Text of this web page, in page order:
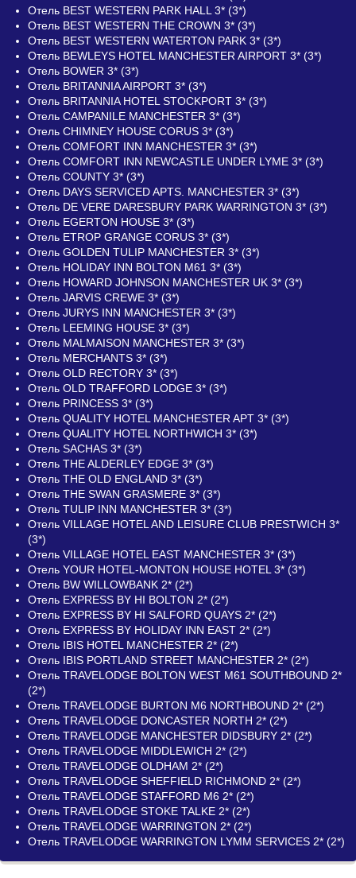
Отель BEST WESTERN PARK HALL 3* (3*)
Отель BEST WESTERN THE CROWN 3* (3*)
Отель BEST WESTERN WATERTON PARK 3* (3*)
Отель BEWLEYS HOTEL MANCHESTER AIRPORT 3* (3*)
Отель BOWER 3* (3*)
Отель BRITANNIA AIRPORT 3* (3*)
Отель BRITANNIA HOTEL STOCKPORT 3* (3*)
Отель CAMPANILE MANCHESTER 3* (3*)
Отель CHIMNEY HOUSE CORUS 3* (3*)
Отель COMFORT INN MANCHESTER 3* (3*)
Отель COMFORT INN NEWCASTLE UNDER LYME 3* (3*)
Отель COUNTY 3* (3*)
Отель DAYS SERVICED APTS. MANCHESTER 3* (3*)
Отель DE VERE DARESBURY PARK WARRINGTON 3* (3*)
Отель EGERTON HOUSE 3* (3*)
Отель ETROP GRANGE CORUS 3* (3*)
Отель GOLDEN TULIP MANCHESTER 3* (3*)
Отель HOLIDAY INN BOLTON M61 3* (3*)
Отель HOWARD JOHNSON MANCHESTER UK 3* (3*)
Отель JARVIS CREWE 3* (3*)
Отель JURYS INN MANCHESTER 3* (3*)
Отель LEEMING HOUSE 3* (3*)
Отель MALMAISON MANCHESTER 3* (3*)
Отель MERCHANTS 3* (3*)
Отель OLD RECTORY 3* (3*)
Отель OLD TRAFFORD LODGE 3* (3*)
Отель PRINCESS 3* (3*)
Отель QUALITY HOTEL MANCHESTER APT 3* (3*)
Отель QUALITY HOTEL NORTHWICH 3* (3*)
Отель SACHAS 3* (3*)
Отель THE ALDERLEY EDGE 3* (3*)
Отель THE OLD ENGLAND 3* (3*)
Отель THE SWAN GRASMERE 3* (3*)
Отель TULIP INN MANCHESTER 3* (3*)
Отель VILLAGE HOTEL AND LEISURE CLUB PRESTWICH 3*
(3*)
Отель VILLAGE HOTEL EAST MANCHESTER 3* (3*)
Отель YOUR HOTEL-MONTON HOUSE HOTEL 3* (3*)
Отель BW WILLOWBANK 2* (2*)
Отель EXPRESS BY HI BOLTON 2* (2*)
Отель EXPRESS BY HI SALFORD QUAYS 2* (2*)
Отель EXPRESS BY HOLIDAY INN EAST 2* (2*)
Отель IBIS HOTEL MANCHESTER 2* (2*)
Отель IBIS PORTLAND STREET MANCHESTER 2* (2*)
Отель TRAVELODGE BOLTON WEST M61 SOUTHBOUND 2*
(2*)
Отель TRAVELODGE BURTON M6 NORTHBOUND 2* (2*)
Отель TRAVELODGE DONCASTER NORTH 2* (2*)
Отель TRAVELODGE MANCHESTER DIDSBURY 2* (2*)
Отель TRAVELODGE MIDDLEWICH 2* (2*)
Отель TRAVELODGE OLDHAM 2* (2*)
Отель TRAVELODGE SHEFFIELD RICHMOND 2* (2*)
Отель TRAVELODGE STAFFORD M6 2* (2*)
Отель TRAVELODGE STOKE TALKE 2* (2*)
Отель TRAVELODGE WARRINGTON 2* (2*)
Отель TRAVELODGE WARRINGTON LYMM SERVICES 2* (2*)